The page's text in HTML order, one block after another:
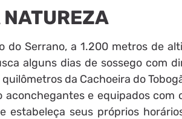
do Serrano, a 1.200 metros de
alguns dias de sossego com
da Cachoeira do
aconchegantes e equipados
estabeleça seus próprios